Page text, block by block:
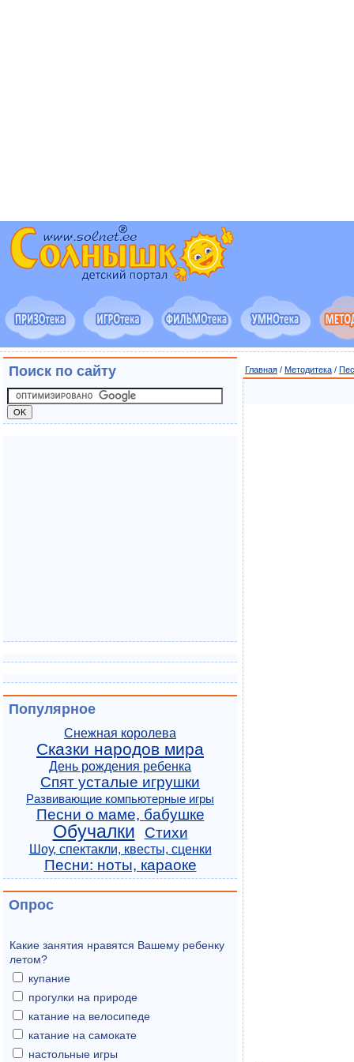
Главная / Методитека /
Поиск по сайту
Популярное
Снежная королева
Сказки народов мира
День рождения ребенка
Спят усталые игрушки
Развивающие компьютерные игры
Песни о маме, бабушке
Обучалки Стихи
Шоу, спектакли, квесты, сценки
Песни: ноты, караоке
Опрос
Какие занятия нравятся Вашему ребенку
летом?
купание
прогулки на природе
катание на велосипеде
катание на самокате
настольные игры